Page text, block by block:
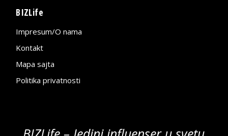
BIZLife
Impresum/O nama
Kontakt
Mapa sajta
Politika privatnosti